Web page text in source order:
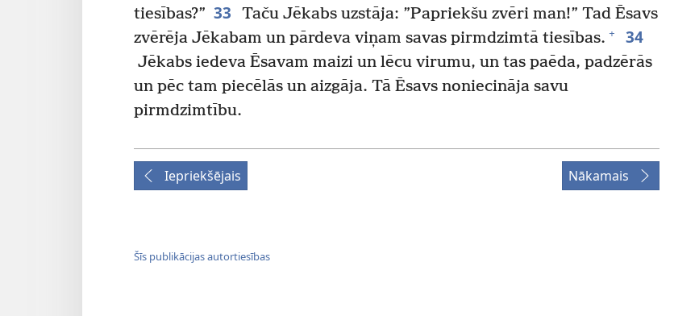
tiesības?” 33
Taču Jēkabs uzstāja: ”Papriekšu zvēri man!” Tad Ēsavs
zvērēja Jēkabam un pārdeva viņam savas pirmdzimtā tiesības. + 34
Jēkabs iedeva Ēsavam maizi un lēcu virumu, un tas paēda, padzērās
un pēc tam piecēlās un aizgāja. Tā Ēsavs noniecināja savu
pirmdzimtību.
Iepriekšējais Nākamais
Šīs publikācijas autortiesības